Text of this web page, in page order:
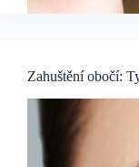
Zahuštění obočí: